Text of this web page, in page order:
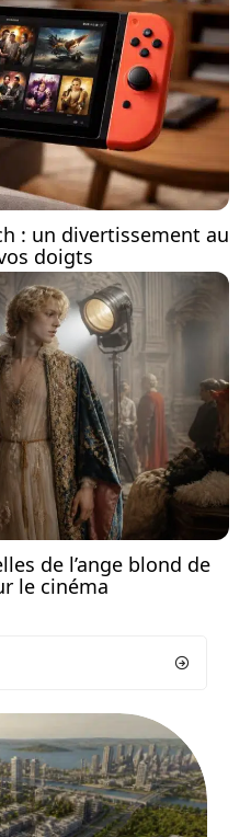
: un divertissement au
doigts
de l’ange blond de
le cinéma